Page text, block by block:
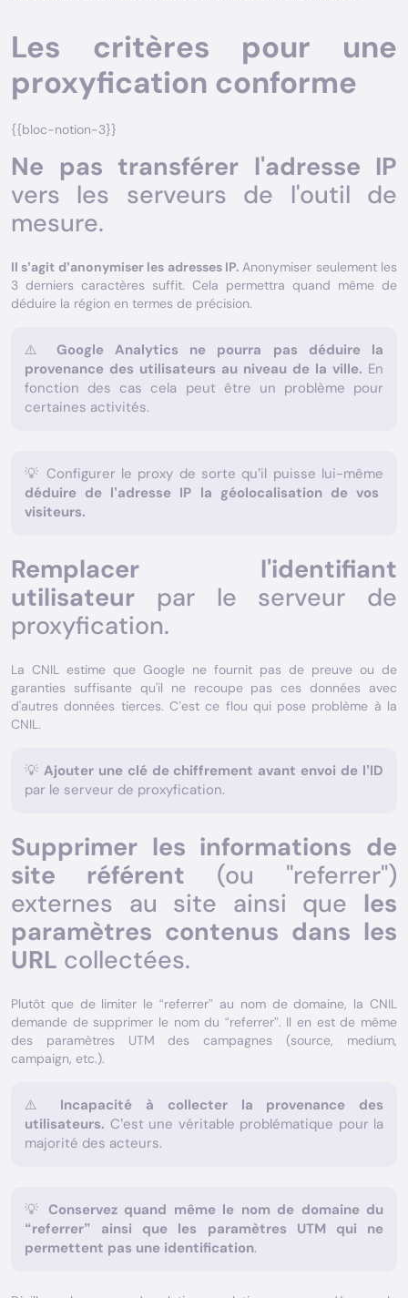
Les critères pour une
proxyfication conforme
{{bloc-notion-3}}
Ne pas transférer l'adresse IP
vers les serveurs de l'outil de
mesure.
Il s’agit d’anonymiser les adresses IP.Anonymiser seulement les
3 derniers caractères suffit. Cela permettra quand même de
déduire la région en termes de précision.
⚠️
Google Analytics ne pourra pas déduire la
provenance des utilisateurs au niveau de la ville. En
fonction des cas cela peut être un problème pour
certaines activités.
💡 Configurer le proxy de sorte qu’il puisse lui-même
déduire de l’adresse IP la géolocalisation de vos
visiteurs.
Remplacer l'identifiant
utilisateur par le serveur de
proxyfication.
La CNIL estime que Google ne fournit pas de preuve ou de
garanties suffisante qu'il ne recoupe pas ces données avec
d'autres données tierces. C’est ce flou qui pose problème à la
CNIL.
💡 Ajouter une clé de chiffrement avant envoi de l’ID
par le serveur de proxyfication.
Supprimer les informations de
site référent (ou "referrer")
externes au site ainsi que les
paramètres contenus dans les
URL collectées.
Plutôt que de limiter le “referrer” au nom de domaine, la CNIL
demande de supprimer le nom du “referrer”. Il en est de même
des paramètres UTM des campagnes (source, medium,
campaign, etc.).
⚠️
Incapacité à collecter la provenance des
utilisateurs. C’est une véritable problématique pour la
majorité des acteurs.
💡 Conservez quand même le nom de domaine du
“referrer” ainsi que les paramètres UTM qui ne
permettent pas une identification.